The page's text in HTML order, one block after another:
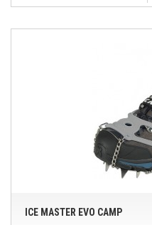
ICE MASTER EVO CAMP